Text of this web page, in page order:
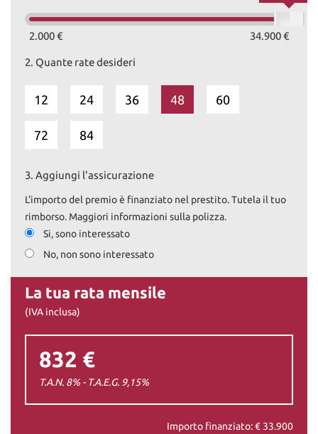
2.000 € 34.900 €
2. Quante rate desideri
12 24 36 48 60
72 84
3. Aggiungi l'assicurazione
L'importo del premio è finanziato nel prestito. Tutela il tuo
rimborso. Maggiori informazioni sulla polizza.
Si, sono interessato
No, non sono interessato
La tua rata mensile
(IVA inclusa)
832 €
T.A.N. 8% - T.A.E.G. 9,15%
Importo finanziato: € 33.900